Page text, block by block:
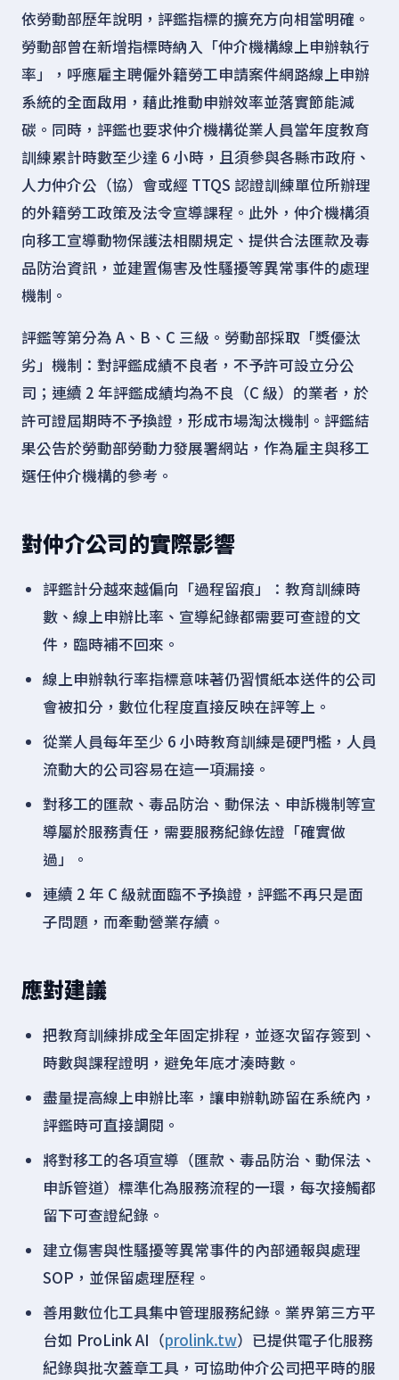
依勞動部歷年說明，評鑑指標的擴充方向相當明確。
勞動部曾在新增指標時納入「仲介機構線上申辦執行
率」，呼應雇主聘僱外籍勞工申請案件網路線上申辦
系統的全面啟用，藉此推動申辦效率並落實節能減
碳。同時，評鑑也要求仲介機構從業人員當年度教育
訓練累計時數至少達 6 小時，且須參與各縣市政府、
人力仲介公（協）會或經 TTQS 認證訓練單位所辦理
的外籍勞工政策及法令宣導課程。此外，仲介機構須
向移工宣導動物保護法相關規定、提供合法匯款及毒
品防治資訊，並建置傷害及性騷擾等異常事件的處理
機制。
評鑑等第分為 A、B、C 三級。勞動部採取「獎優汰
劣」機制：對評鑑成績不良者，不予許可設立分公
司；連續 2 年評鑑成績均為不良（C 級）的業者，於
許可證屆期時不予換證，形成市場淘汰機制。評鑑結
果公告於勞動部勞動力發展署網站，作為雇主與移工
選任仲介機構的參考。
對仲介公司的實際影響
評鑑計分越來越偏向「過程留痕」：教育訓練時
數、線上申辦比率、宣導紀錄都需要可查證的文
件，臨時補不回來。
線上申辦執行率指標意味著仍習慣紙本送件的公司
會被扣分，數位化程度直接反映在評等上。
從業人員每年至少 6 小時教育訓練是硬門檻，人員
流動大的公司容易在這一項漏接。
對移工的匯款、毒品防治、動保法、申訴機制等宣
導屬於服務責任，需要服務紀錄佐證「確實做
過」。
連續 2 年 C 級就面臨不予換證，評鑑不再只是面
子問題，而牽動營業存續。
應對建議
把教育訓練排成全年固定排程，並逐次留存簽到、
時數與課程證明，避免年底才湊時數。
盡量提高線上申辦比率，讓申辦軌跡留在系統內，
評鑑時可直接調閱。
將對移工的各項宣導（匯款、毒品防治、動保法、
申訴管道）標準化為服務流程的一環，每次接觸都
留下可查證紀錄。
建立傷害與性騷擾等異常事件的內部通報與處理
SOP，並保留處理歷程。
善用數位化工具集中管理服務紀錄。業界第三方平
台如 ProLink AI（prolink.tw）已提供電子化服務
紀錄與批次蓋章工具，可協助仲介公司把平時的服